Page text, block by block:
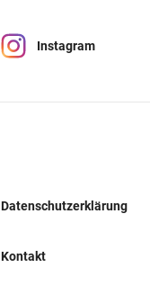
Instagram
Datenschutzerklärung
Kontakt